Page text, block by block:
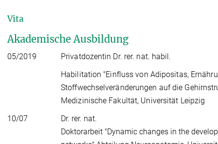
Vita
Akademische Ausbildung
05/2019
Privatdozentin Dr. rer. nat. habil.
Habilitation "Einfluss von Adipositas,
Stoffwechselveränderungen auf die
Medizinische Fakultät, Universität Leipzig
10/07
Dr. rer. nat.
Doktorarbeit "Dynamic changes in the